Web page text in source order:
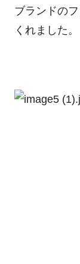
ブランドの
くれました。